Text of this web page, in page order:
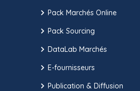
Pack Marchés Online
Pack Sourcing
DataLab Marchés
E-fournisseurs
Publication & Diffusion